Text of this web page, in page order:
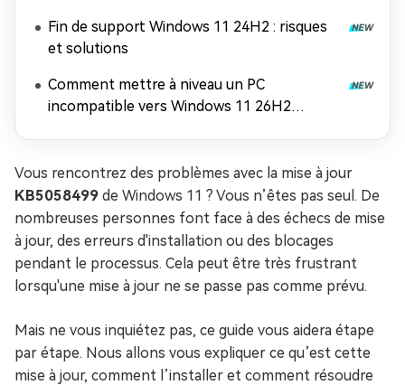
Fin de support Windows 11 24H2 : risques
et solutions
Comment mettre à niveau un PC
incompatible vers Windows 11 26H2
Vous rencontrez des problèmes avec la mise à jour
KB5058499 de Windows 11 ? Vous n’êtes pas seul. De
nombreuses personnes font face à des échecs de mise
à jour, des erreurs d'installation ou des blocages
pendant le processus. Cela peut être très frustrant
lorsqu'une mise à jour ne se passe pas comme prévu.
Mais ne vous inquiétez pas, ce guide vous aidera étape
par étape. Nous allons vous expliquer ce qu’est cette
mise à jour, comment l’installer et comment résoudre